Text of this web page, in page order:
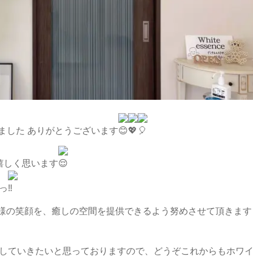
した ありがとうございます
しく思います
笑顔を、癒しの空間を提供できるよう努めさせて頂きます
ていきたいと思っておりますので、どうぞこれからもホワイ